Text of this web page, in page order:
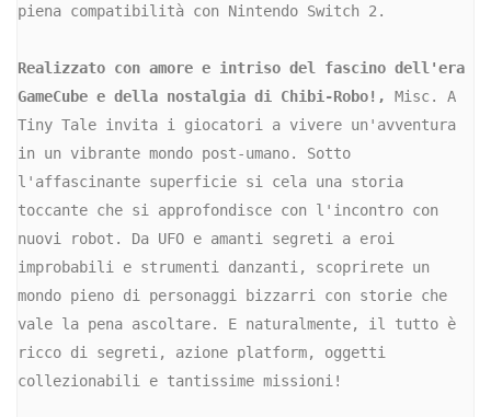
piena compatibilità con Nintendo Switch 2.
Realizzato con amore e intriso del fascino dell'era
GameCube e della nostalgia di Chibi-Robo!, Misc. A
Tiny Tale invita i giocatori a vivere un'avventura
in un vibrante mondo post-umano. Sotto
l'affascinante superficie si cela una storia
toccante che si approfondisce con l'incontro con
nuovi robot. Da UFO e amanti segreti a eroi
improbabili e strumenti danzanti, scoprirete un
mondo pieno di personaggi bizzarri con storie che
vale la pena ascoltare. E naturalmente, il tutto è
ricco di segreti, azione platform, oggetti
collezionabili e tantissime missioni!